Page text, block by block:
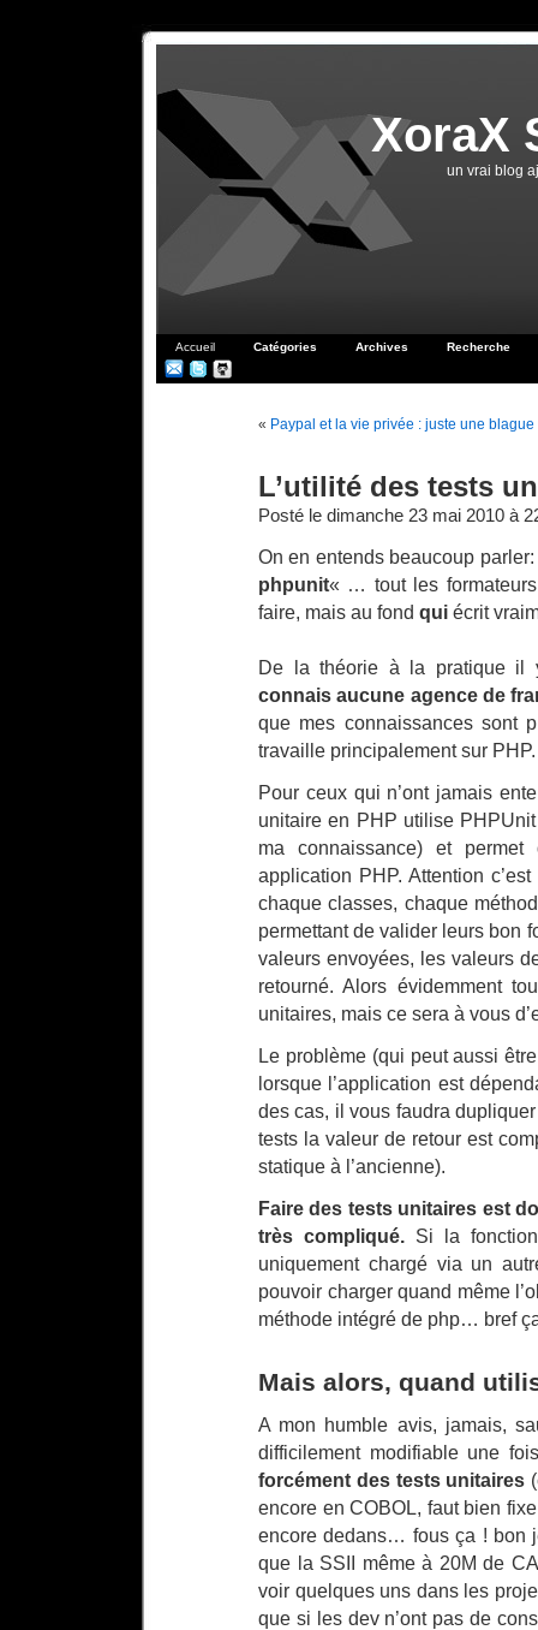
XoraX
un vrai blog
Accueil Catégories Archives Recherche
« Paypal et la vie privée : juste une blague
L’utilité des tests
Posté le dimanche 23 mai 2010 à
On en entends beaucoup
phpunit« … tout les formateurs
faire, mais au fond qui écrit
De la théorie à la pratique il
connais aucune agence de
que mes connaissances sont
travaille principalement sur PHP.
Pour ceux qui n’ont jamais
unitaire en PHP utilise
ma connaissance) et permet
application PHP. Attention
chaque classes, chaque
permettant de valider leurs bon
valeurs envoyées, les valeurs
retourné. Alors évidemment
unitaires, mais ce sera à vous
Le problème (qui peut aussi
lorsque l’application est
des cas, il vous faudra
tests la valeur de retour est
statique à l’ancienne).
Faire des tests unitaires est
très compliqué. Si la
uniquement chargé via un
pouvoir charger quand même
méthode intégré de php… bref
Mais alors, quand
A mon humble avis, jamais,
difficilement modifiable une
forcément des tests unitaires
encore en COBOL, faut bien
encore dedans… fous ça ! bon
que la SSII même à 20M de
voir quelques uns dans les
que si les dev n’ont pas de